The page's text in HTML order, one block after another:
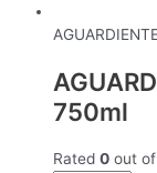
750ml
Rated 0 out